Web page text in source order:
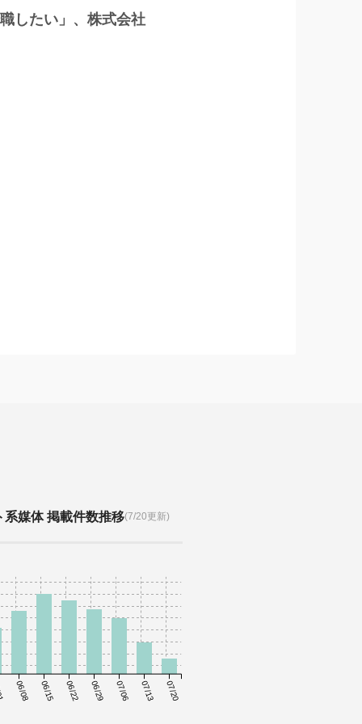
したい」、株式会社
系媒体 掲載件数推移(7/20更新)
06/08 06/15 06/22 06/29 07/06 07/13 07/20